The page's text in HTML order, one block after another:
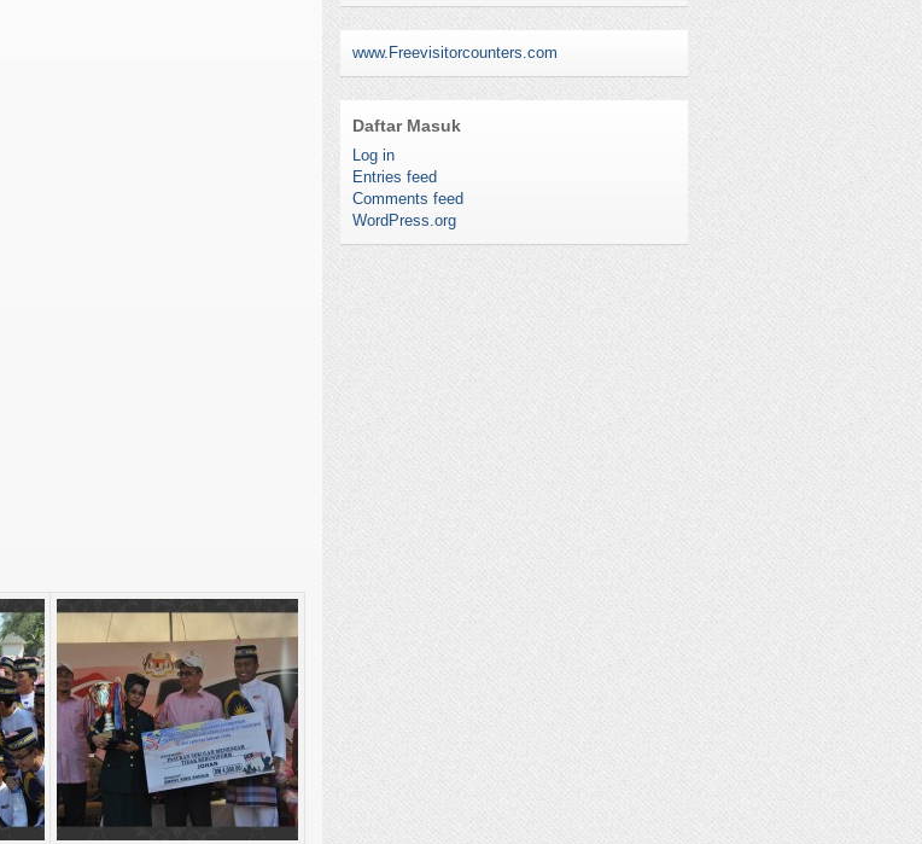
KARAH, 20050 KUALA TERENGGANU
NO.TEL : 09-6195111, NO FAX : 09-6195112
www.Freevisitorcounters.com
Daftar Masuk
Log in
Entries feed
Comments feed
WordPress.org